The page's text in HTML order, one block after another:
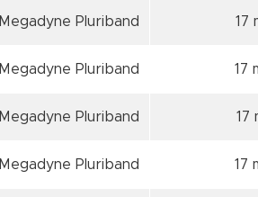
Megadyne Pluriband 17
Megadyne Pluriband 17
Megadyne Pluriband 17
Megadyne Pluriband 17